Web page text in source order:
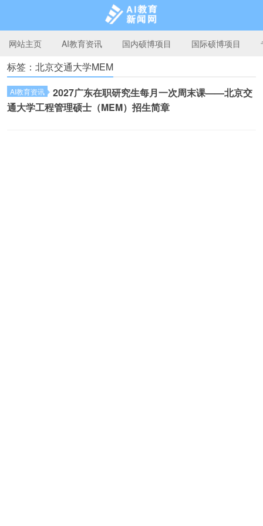
AI教育新闻网
网站主页 AI教育资讯 国内硕博项目 国际硕博项目
标签：北京交通大学MEM
AI教育资讯
2027广东在职研究生每月一次周末课——北京交
通大学工程管理硕士（MEM）招生简章